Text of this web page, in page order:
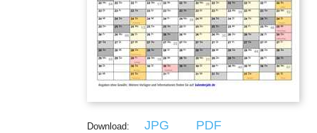
Download: JPG PDF